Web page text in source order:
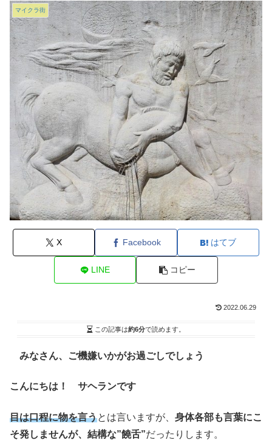
マイクラ街
X Facebook はてブ
LINE コピー
2022.06.29
この記事は約6分で読めます。
みなさん、ご機嫌いかがお過ごしでしょう
こんにちは！ サヘランです
目は口程に物を言うとは言いますが、 身体各部も言葉にこ
そ発しませんが、結構な”饒舌”だったりします。